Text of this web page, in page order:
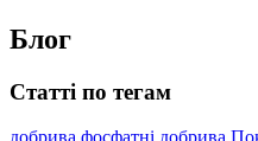
Блог
Статті по тегам